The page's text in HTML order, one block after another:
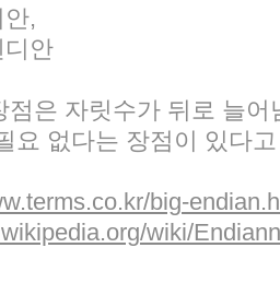
,
디안
점은 자릿수가 뒤로 늘
요 없다는 장점이 있다
big-
wiki/